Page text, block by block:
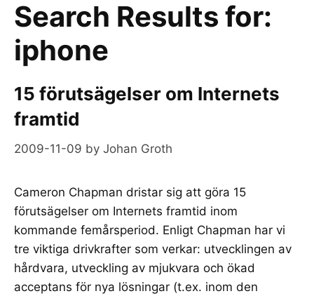
Search Results for:
iphone
15 förutsägelser om Internets
framtid
2009-11-09 by Johan Groth
Cameron Chapman dristar sig att göra 15
förutsägelser om Internets framtid inom
kommande femårsperiod. Enligt Chapman har vi
tre viktiga drivkrafter som verkar: utvecklingen av
hårdvara, utveckling av mjukvara och ökad
acceptans för nya lösningar (t.ex. inom den